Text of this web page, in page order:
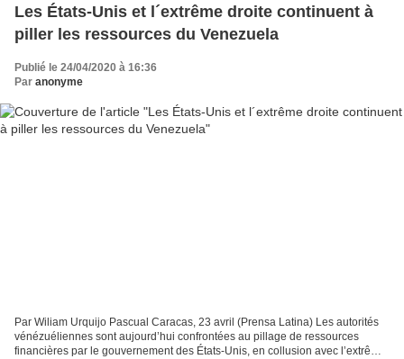
Les États-Unis et l´extrême droite continuent à
piller les ressources du Venezuela
Publié le 24/04/2020 à 16:36
Par anonyme
Par Wiliam Urquijo Pascual Caracas, 23 avril (Prensa Latina) Les autorités
vénézuéliennes sont aujourd’hui confrontées au pillage de ressources
financières par le gouvernement des États-Unis, en collusion avec l’extrême